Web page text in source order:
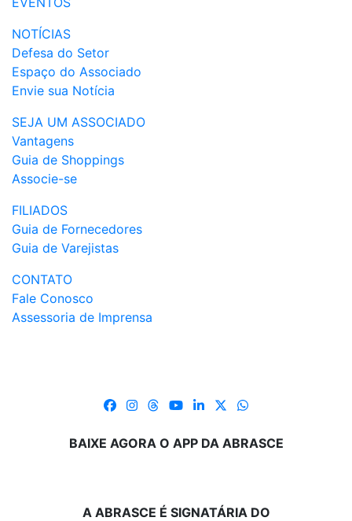
NOTÍCIAS
Defesa do Setor
Espaço do Associado
Envie sua Notícia
SEJA UM ASSOCIADO
Vantagens
Guia de Shoppings
Associe-se
FILIADOS
Guia de Fornecedores
Guia de Varejistas
CONTATO
Fale Conosco
Assessoria de Imprensa
BAIXE AGORA O APP DA ABRASCE
A ABRASCE É SIGNATÁRIA DO